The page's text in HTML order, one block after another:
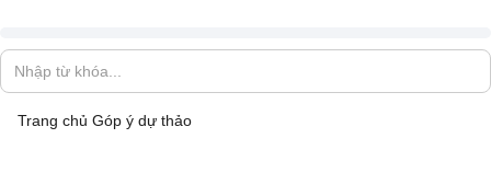
Trang chủ Góp ý dự thảo